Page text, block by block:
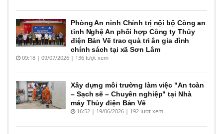
Phòng An ninh Chính trị nội bộ Công an
tỉnh Nghệ An phối hợp Công ty Thủy
điện Bản Vẽ trao quà tri ân gia đình
chính sách tại xã Sơn Lâm
09:18 | 09/07/2026 | 136 lượt xem
Xây dựng môi trường làm việc "An toàn
– Sạch sẽ – Chuyên nghiệp" tại Nhà
máy Thủy điện Bản Vẽ
16:52 | 19/06/2026 | 192 lượt xem